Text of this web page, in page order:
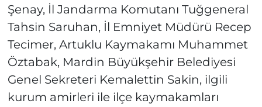
Şenay, İl Jandarma Komutanı Tuğgeneral
Tahsin Saruhan, İl Emniyet Müdürü Recep
Tecimer, Artuklu Kaymakamı Muhammet
Öztabak, Mardin Büyükşehir Belediyesi
Genel Sekreteri Kemalettin Sakin, ilgili
kurum amirleri ile ilçe kaymakamları